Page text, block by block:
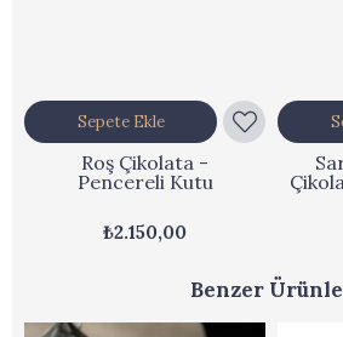
Roş Çikolata -
Pencereli Kutu
₺2.150,00
Sepete Ekle
Benzer